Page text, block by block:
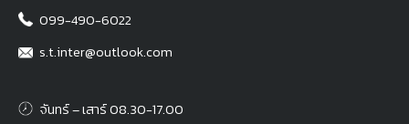
099-490-6022
s.t.inter@outlook.com
จันทร์ – เสาร์ 08.30-17.00